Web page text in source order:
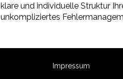
klare und individuelle Struktur
unkompliziertes
Impressum